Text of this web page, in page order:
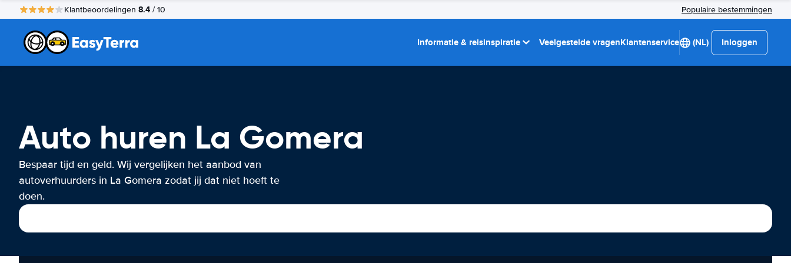
Klantbeoordelingen 8.4 / 10 Populaire bestemmingen
Informatie & reisinspiratie Veelgestelde vragenKlantenservice (NL) Inloggen
Auto huren La Gomera
Bespaar tijd en geld. Wij vergelijken het aanbod van
autoverhuurders in La Gomera zodat jij dat niet hoeft te
doen.